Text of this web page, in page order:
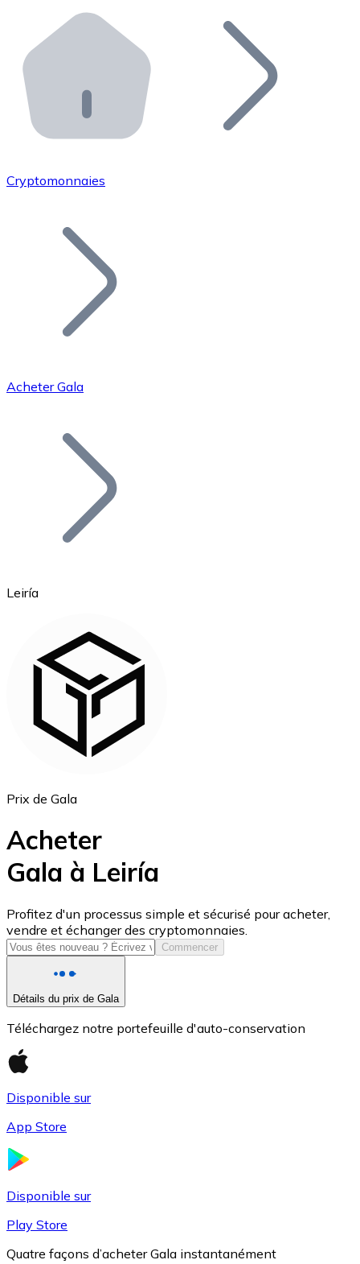
Distributeurs automatiques Bitnovo
Intégrez un ATM Bitnovo dans votre entreprise et
API Bitnovo
Intégrez notre API dans votre écosystème.
Rejoignez notre réseau de distributeurs et
Ajoutez le token de votre projet à notre service
Bitcoin
Ethereum
USD Coin
USDC
Cryptomonnaies
Acheter Gala
Leiría
Prix de Gala
Acheter
Gala à Leiría
Profitez d'un processus simple et sécurisé pour acheter,
vendre et échanger des cryptomonnaies.
Commencer
Détails du prix de Gala
Téléchargez notre portefeuille d'auto-conservation
Disponible sur
App Store
Disponible sur
Play Store
Quatre façons d’acheter Gala instantanément